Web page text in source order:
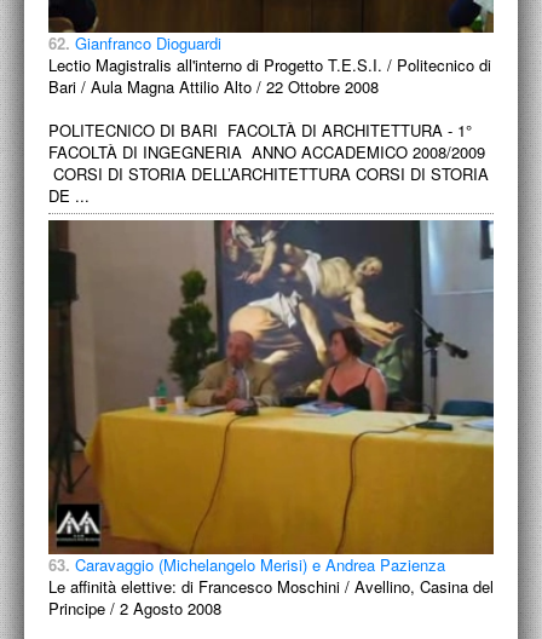
62. Gianfranco Dioguardi
Lectio Magistralis all'interno di Progetto T.E.S.I. / Politecnico di
Bari / Aula Magna Attilio Alto / 22 Ottobre 2008
POLITECNICO DI BARI FACOLTÀ DI ARCHITETTURA - 1°
FACOLTÀ DI INGEGNERIA ANNO ACCADEMICO 2008/2009
CORSI DI STORIA DELL’ARCHITETTURA CORSI DI STORIA
DE ...
63. Caravaggio (Michelangelo Merisi) e Andrea Pazienza
Le affinità elettive: di Francesco Moschini / Avellino, Casina del
Principe / 2 Agosto 2008